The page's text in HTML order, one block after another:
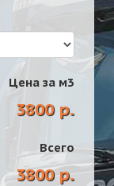
Цена за м3
3800 р.
Всего
3800 р.